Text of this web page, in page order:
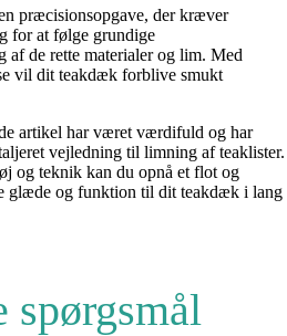
præcisionsopgave, der kræver
for at følge grundige
af de rette materialer og lim. Med
vil dit teakdæk forblive smukt
artikel har været værdifuld og har
vejledning til limning af teaklister.
og teknik kan du opnå et flot og
glæde og funktion til dit teakdæk i lang
spørgsmål